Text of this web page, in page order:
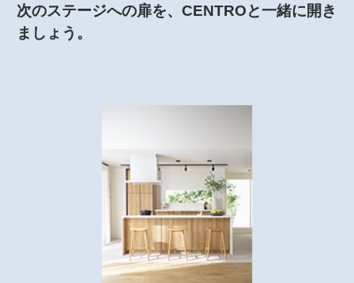
次のステージへの扉を、CENTROと一緒に開き
ましょう。